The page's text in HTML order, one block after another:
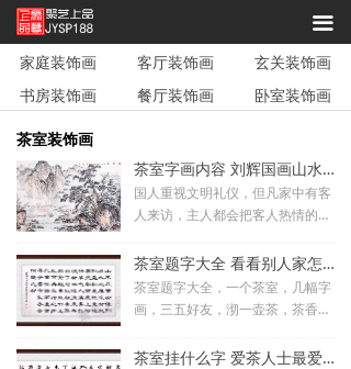
끀
家庭装饰画 客厅装饰画
玄关装饰画
书房装饰画
餐厅装饰画 卧室装饰画
茶室装饰画
茶室字画内容 刘辉国画山水画赏析_聚艺上品手绘装饰画
国人重视文明礼仪，但凡家中有客
人来访，主人都会把客人热情的招
的茶水。茶是中国对人类的第五大
贡献，品茶可以让人思维清晰，亦
可以提神醒脑
茶室题字大全 看看别人家怎么选的_聚艺上品手绘装饰画
茶室题字大全，一个茶室，几幅字
画，三五好友，沏一壶茶，茶香扑
松。
茶室挂什么字 爱茶人士最爱的三幅书法作品_聚艺上品手绘装饰画